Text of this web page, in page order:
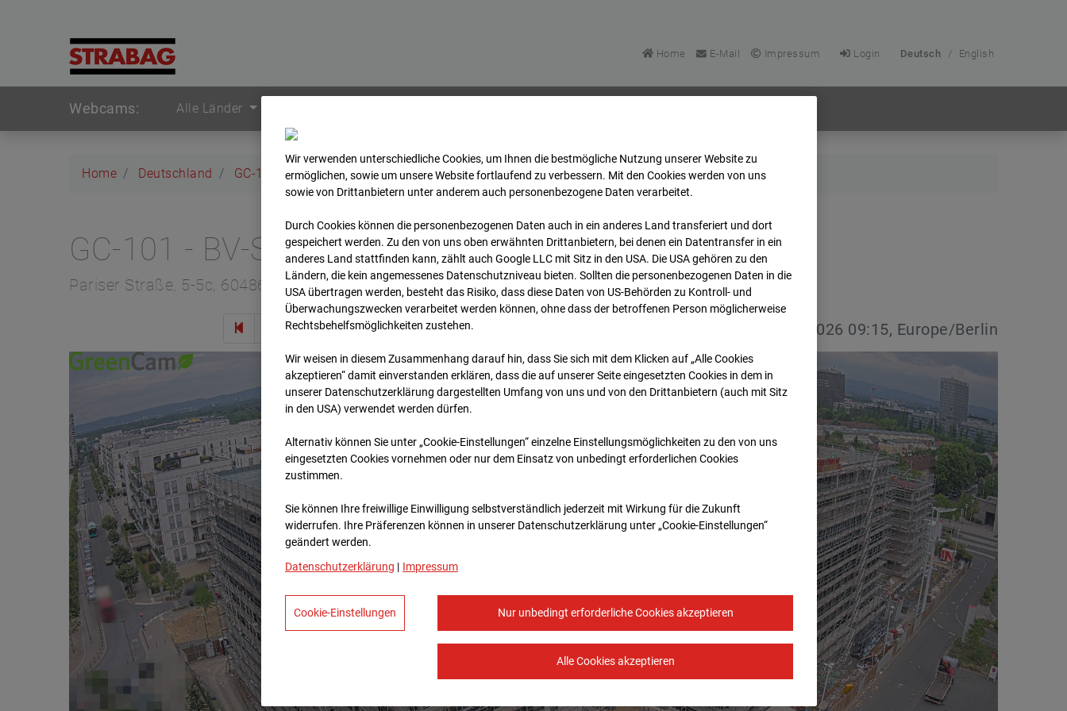
Home E-Mail Impressum Login Deutsch / English
Webcams: Alle Länder
Home Deutschland GC-101 - BV-Seed-FFM Archiv 2026 07 08 09:15
GC-101 - BV-Seed-FFM
Pariser Straße, 5-5c, 60486 Frankfurt
Zur Übersicht 08.07.2026 09:15, Europe/Berlin
Wir verwenden unterschiedliche Cookies, um Ihnen die best­mögliche Nutzung unserer Website zu
ermöglichen, sowie um unsere Website fortlaufend zu verbessern. Mit den Cookies werden von uns
sowie von Drittanbietern unter anderem auch personenbezogene Daten verarbeitet.
Durch Cookies können die personenbezogenen Daten auch in ein anderes Land transferiert und dort
gespeichert werden. Zu den von uns oben erwähnten Drittanbietern, bei denen ein Datentransfer in ein
anderes Land stattfinden kann, zählt auch Google LLC mit Sitz in den USA. Die USA gehören zu den
Ländern, die kein angemessenes Datenschutzniveau bieten. Sollten die personenbezogenen Daten in die
USA übertragen werden, besteht das Risiko, dass diese Daten von US-Behörden zu Kontroll- und
Überwachungszwecken verarbeitet werden können, ohne dass der betroffenen Person möglicherweise
Rechtsbehelfsmöglichkeiten zustehen.
Wir weisen in diesem Zusammenhang darauf hin, dass Sie sich mit dem Klicken auf „Alle Cookies
akzeptieren“ damit ein­ver­standen erklären, dass die auf unserer Seite eingesetzten Cookies in dem in
unserer Datenschutzerklärung dargestellten Umfang von uns und von den Drittanbietern (auch mit Sitz
in den USA) verwendet werden dürfen.
Alternativ können Sie unter „Cookie-Einstellungen“ einzelne Einstellungsmöglichkeiten zu den von uns
eingesetzten Cookies vornehmen oder nur dem Einsatz von unbedingt erforderlichen Cookies
zustimmen.
Sie können Ihre freiwillige Einwilligung selbstverständlich jederzeit mit Wirkung für die Zukunft
widerrufen. Ihre Prä­fe­renzen können in unserer Datenschutzerklärung unter „Cookie-Einstellungen“
geändert werden.
Datenschutzerklärung | Impressum
Nur unbedingt erforderliche Cookies akzeptieren
Alle Cookies akzeptieren
Cookie-Einstellungen